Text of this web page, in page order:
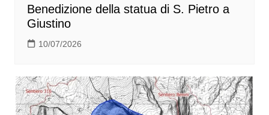
Benedizione della statua di S. Pietro a
Giustino
10/07/2026